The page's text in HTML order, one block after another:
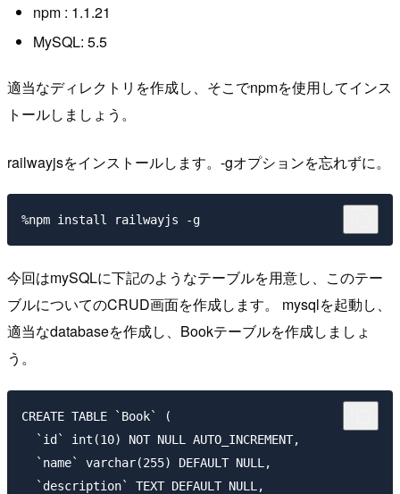
npm : 1.1.21
MySQL: 5.5
適当なディレクトリを作成し、そこでnpmを使用してインス
トールしましょう。
railwayjsをインストールします。-gオプションを忘れずに。
今回はmySQLに下記のようなテーブルを用意し、このテー
ブルについてのCRUD画面を作成します。 mysqlを起動し、
適当なdatabaseを作成し、Bookテーブルを作成しましょ
う。
CREATE TABLE `Book` (
  `id` int(10) NOT NULL AUTO_INCREMENT,
  `name` varchar(255) DEFAULT NULL,
  `description` TEXT DEFAULT NULL,